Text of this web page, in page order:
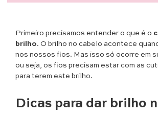
Primeiro precisamos entender o que é o
brilho. O brilho no cabelo acontece
nos nossos fios. Mas isso só ocorre em
ou seja, os fios precisam estar com as
para terem este brilho.
Dicas para dar brilho